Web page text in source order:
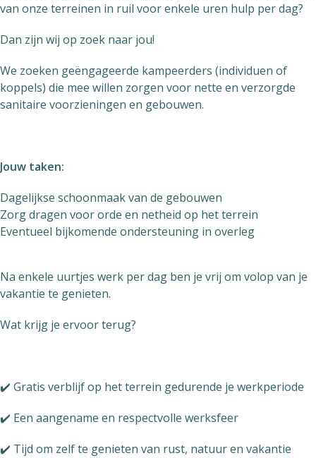
van onze terreinen in ruil voor enkele uren hulp per dag?
Dan zijn wij op zoek naar jou!
We zoeken geëngageerde kampeerders (individuen of
koppels) die mee willen zorgen voor nette en verzorgde
sanitaire voorzieningen en gebouwen.
Jouw taken:
Dagelijkse schoonmaak van de gebouwen
Zorg dragen voor orde en netheid op het terrein
Eventueel bijkomende ondersteuning in overleg
Na enkele uurtjes werk per dag ben je vrij om volop van je
vakantie te genieten.
Wat krijg je ervoor terug?
✔️ Gratis verblijf op het terrein gedurende je werkperiode
✔️ Een aangename en respectvolle werksfeer
✔️ Tijd om zelf te genieten van rust, natuur en vakantie